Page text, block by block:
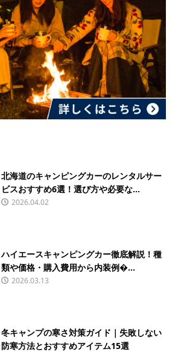
北海道のキャンピングカーのレンタルサー
ビスおすすめ6選！選び方や必要な...
2026.04.02
ハイエースキャンピングカー徹底解説！種
類や価格・購入費用から内装例�...
2026.03.13
冬キャンプの寒さ対策ガイド｜失敗しない
防寒方法とおすすめアイテム15選